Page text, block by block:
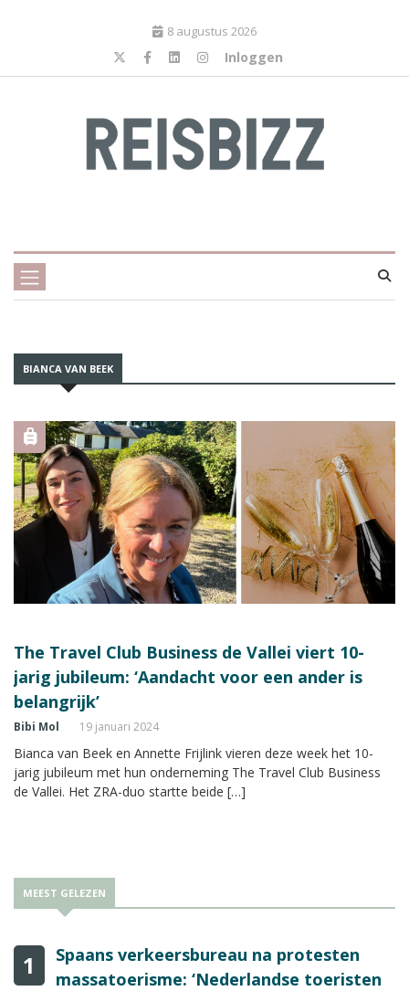
8 augustus 2026
Inloggen
BIANCA VAN BEEK
The Travel Club Business de Vallei viert 10-
jarig jubileum: ‘Aandacht voor een ander is
belangrijk’
Bibi Mol 19 januari 2024
Bianca van Beek en Annette Frijlink vieren deze week het 10-
jarig jubileum met hun onderneming The Travel Club Business
de Vallei. Het ZRA-duo startte beide […]
MEEST GELEZEN
1
Spaans verkeersbureau na protesten
massatoerisme: ‘Nederlandse toeristen